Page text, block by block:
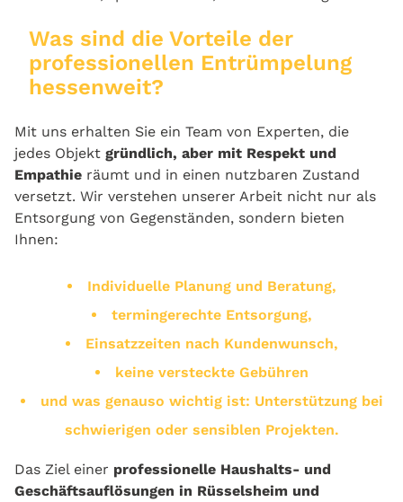
Was sind die Vorteile der
professionellen Entrümpelung
hessenweit?
Mit uns erhalten Sie ein Team von Experten, die
jedes Objekt gründlich, aber mit Respekt und
Empathie räumt und in einen nutzbaren Zustand
versetzt. Wir verstehen unserer Arbeit nicht nur als
Entsorgung von Gegenständen, sondern bieten
Ihnen:
Individuelle Planung und Beratung,
termingerechte Entsorgung,
Einsatzzeiten nach Kundenwunsch,
keine versteckte Gebühren
und was genauso wichtig ist: Unterstützung bei
schwierigen oder sensiblen Projekten.
Das Ziel einer professionelle Haushalts- und
Geschäftsauflösungen in Rüsselsheim und